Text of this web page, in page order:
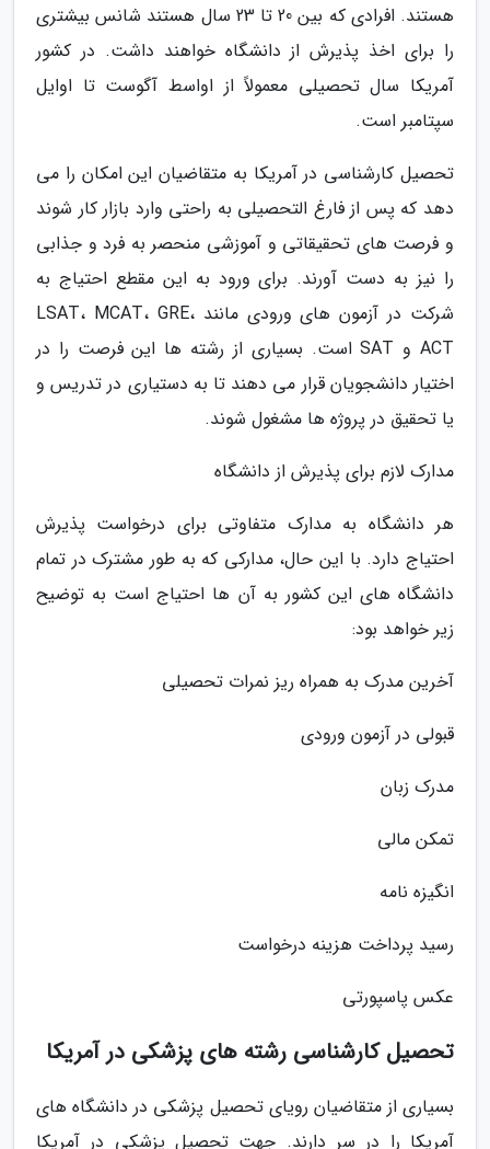
هستند. افرادی که بین 20 تا 23 سال هستند شانس بیشتری
را برای اخذ پذیرش از دانشگاه خواهند داشت. در کشور
آمریکا سال تحصیلی معمولاً از اواسط آگوست تا اوایل
سپتامبر است.
تحصیل کارشناسی در آمریکا به متقاضیان این امکان را می
دهد که پس از فارغ التحصیلی به راحتی وارد بازار کار شوند
و فرصت های تحقیقاتی و آموزشی منحصر به فرد و جذابی
را نیز به دست آورند. برای ورود به این مقطع احتیاج به
شرکت در آزمون های ورودی مانند LSAT، MCAT، GRE،
ACT و SAT است. بسیاری از رشته ها این فرصت را در
اختیار دانشجویان قرار می دهند تا به دستیاری در تدریس و
یا تحقیق در پروژه ها مشغول شوند.
مدارک لازم برای پذیرش از دانشگاه
هر دانشگاه به مدارک متفاوتی برای درخواست پذیرش
احتیاج دارد. با این حال، مدارکی که به طور مشترک در تمام
دانشگاه های این کشور به آن ها احتیاج است به توضیح
زیر خواهد بود:
آخرین مدرک به همراه ریز نمرات تحصیلی
قبولی در آزمون ورودی
مدرک زبان
تمکن مالی
انگیزه نامه
رسید پرداخت هزینه درخواست
عکس پاسپورتی
تحصیل کارشناسی رشته های پزشکی در آمریکا
بسیاری از متقاضیان رویای تحصیل پزشکی در دانشگاه های
آمریکا را در سر دارند. جهت تحصیل پزشکی در آمریکا